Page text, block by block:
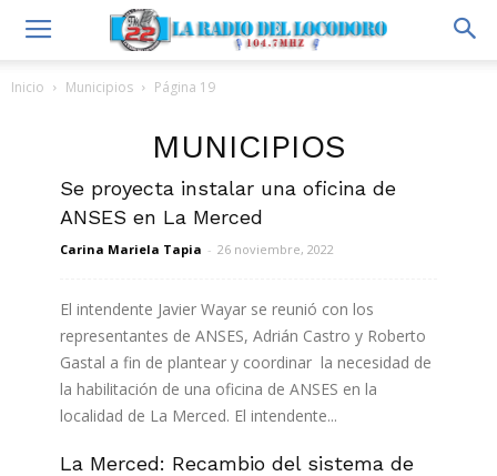
Inicio Municipios Página 19
MUNICIPIOS
Se proyecta instalar una oficina de
ANSES en La Merced
Carina Mariela Tapia - 26 noviembre, 2022
El intendente Javier Wayar se reunió con los
representantes de ANSES, Adrián Castro y Roberto
Gastal a fin de plantear y coordinar la necesidad de
la habilitación de una oficina de ANSES en la
localidad de La Merced. El intendente...
Leer más
La Merced: Recambio del sistema de